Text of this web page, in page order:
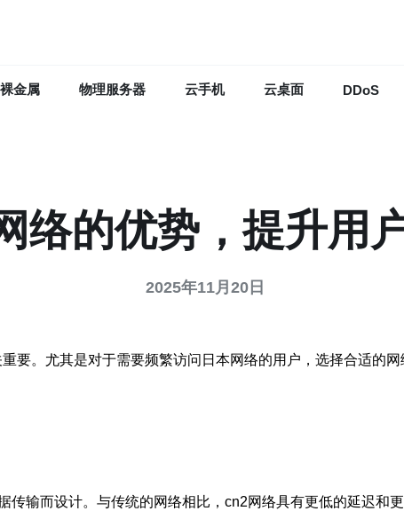
裸金属 物理服务器 云手机 云桌面 DDoS
络的优势，提升用
2025年11月20日
要。尤其是对于需要频繁访问日本网络的用户，选择合适的
传输而设计。与传统的网络相比，cn2网络具有更低的延迟和